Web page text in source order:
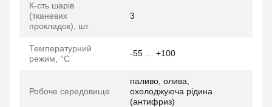
К-сть шарів
(тканевих
прокладок), шт
3
Температурний
режим, °C
-55 … +100
Робоче середовище
паливо, олива,
охолоджуюча рідина
(антифриз)